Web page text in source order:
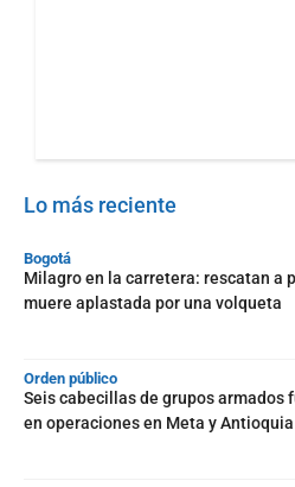
Lo más reciente
Bogotá
Milagro en la carretera: rescatan a
muere aplastada por una volqueta
Orden público
Seis cabecillas de grupos armados
en operaciones en Meta y Antioquia